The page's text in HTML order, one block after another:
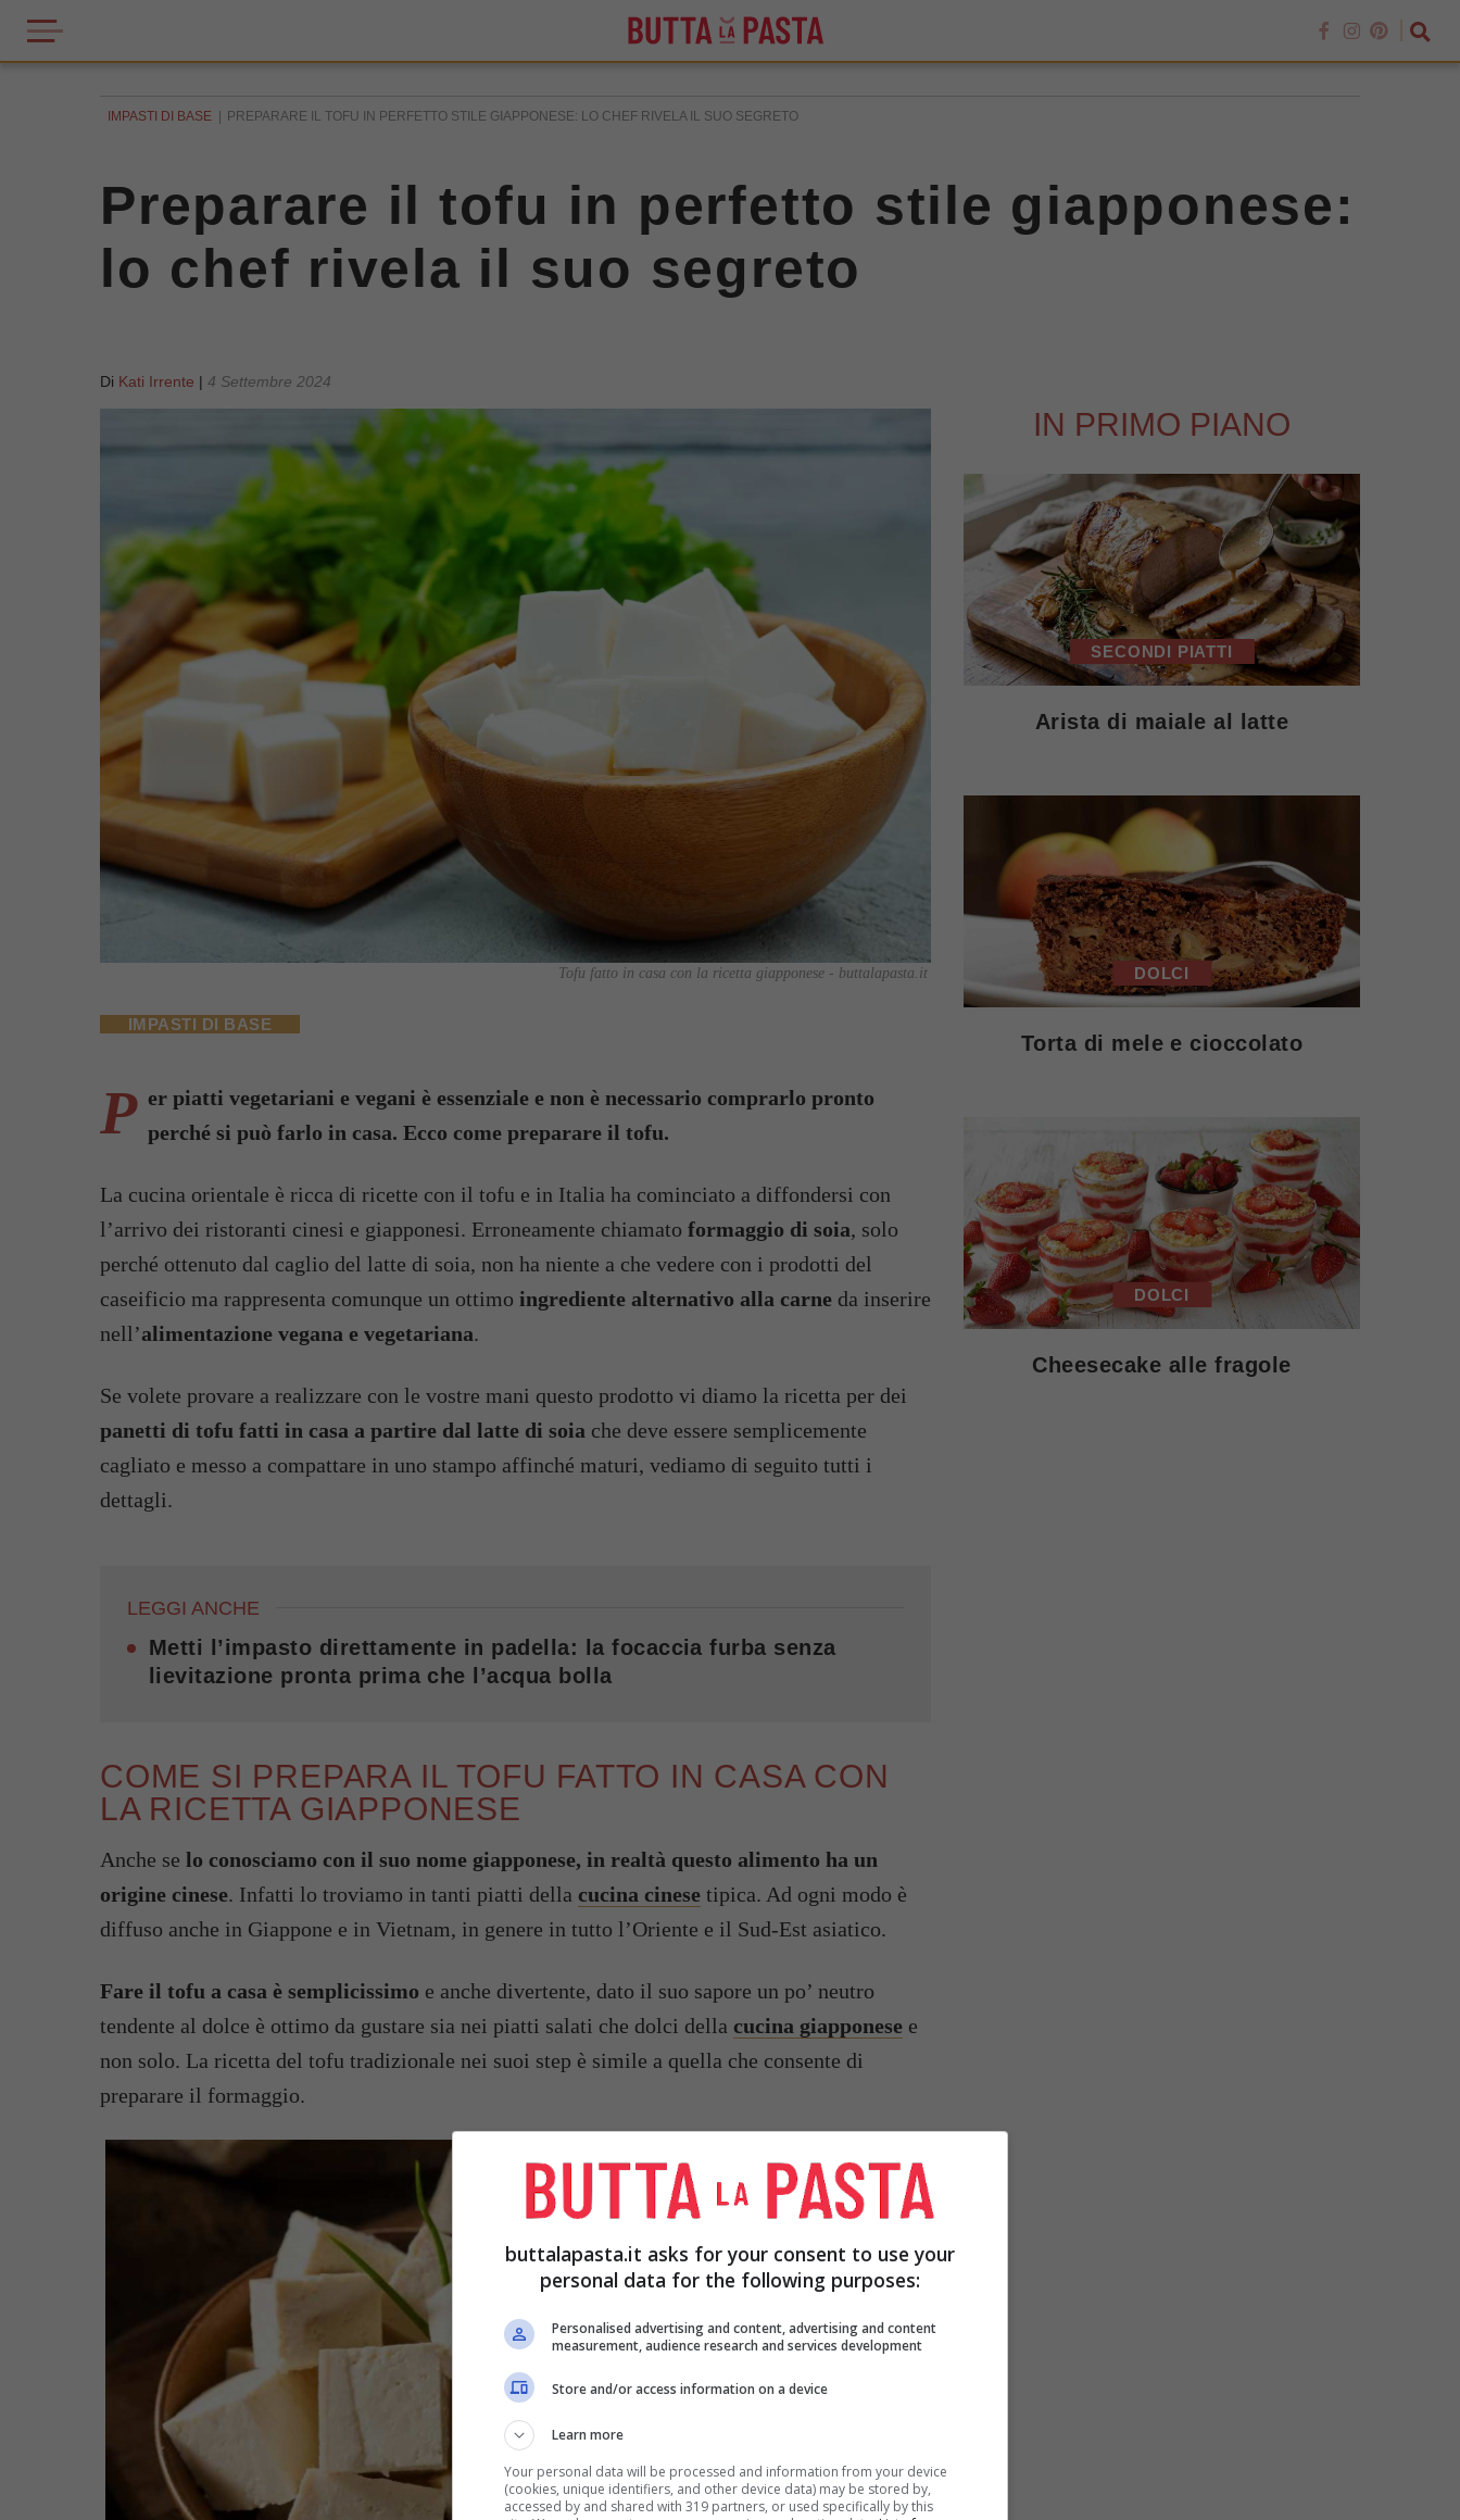
IMPASTI DI BASE PREPARARE IL TOFU IN PERFETTO STILE GIAPPONESE: LO CHEF RIVELA IL SUO SEGRETO
Preparare il tofu in perfetto stile giapponese:
lo chef rivela il suo segreto
Di Kati Irrente | 4 Settembre 2024
Tofu fatto in casa con la ricetta giapponese - buttalapasta.it
IMPASTI DI BASE
P er piatti vegetariani e vegani è essenziale e non è necessario comprarlo pronto
perché si può farlo in casa. Ecco come preparare il tofu.
La cucina orientale è ricca di ricette con il tofu e in Italia ha cominciato a diffondersi con
l’arrivo dei ristoranti cinesi e giapponesi. Erroneamente chiamato formaggio di soia, solo
perché ottenuto dal caglio del latte di soia, non ha niente a che vedere con i prodotti del
caseificio ma rappresenta comunque un ottimo ingrediente alternativo alla carne da inserire
nell’alimentazione vegana e vegetariana.
Se volete provare a realizzare con le vostre mani questo prodotto vi diamo la ricetta per dei
panetti di tofu fatti in casa a partire dal latte di soia che deve essere semplicemente
cagliato e messo a compattare in uno stampo affinché maturi, vediamo di seguito tutti i
dettagli.
LEGGI ANCHE
Metti l’impasto direttamente in padella: la focaccia furba senza
lievitazione pronta prima che l’acqua bolla
COME SI PREPARA IL TOFU FATTO IN CASA CON
LA RICETTA GIAPPONESE
Anche se lo conosciamo con il suo nome giapponese, in realtà questo alimento ha un
origine cinese. Infatti lo troviamo in tanti piatti della cucina cinese tipica. Ad ogni modo è
diffuso anche in Giappone e in Vietnam, in genere in tutto l’Oriente e il Sud-Est asiatico.
Fare il tofu a casa è semplicissimo e anche divertente, dato il suo sapore un po’ neutro
tendente al dolce è ottimo da gustare sia nei piatti salati che dolci della cucina giapponese e
non solo. La ricetta del tofu tradizionale nei suoi step è simile a quella che consente di
preparare il formaggio.
IN PRIMO PIANO
SECONDI PIATTI
Arista di maiale al latte
DOLCI
Torta di mele e cioccolato
DOLCI
Cheesecake alle fragole
buttalapasta.it asks for your consent to use your
personal data for the following purposes:
Personalised advertising and content, advertising and content
measurement, audience research and services development
Store and/or access information on a device
Learn more
Your personal data will be processed and information from your device
(cookies, unique identifiers, and other device data) may be stored by,
accessed by and shared with 319 partners, or used specifically by this